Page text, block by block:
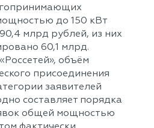
до 150 кВт
млрд рублей, из них
60,1 млрд.
объём
присоединения
заявителей
составляет порядка
общей мощностью